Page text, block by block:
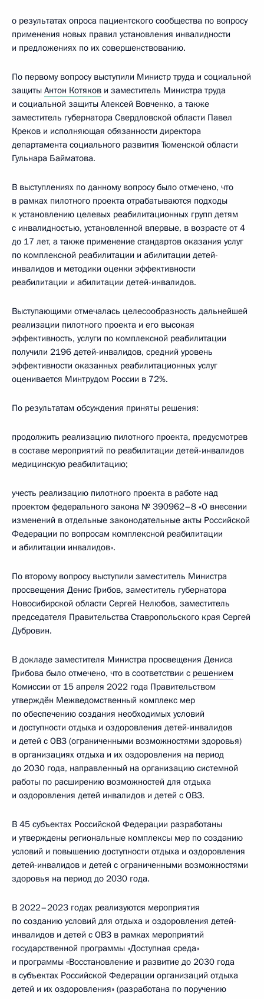
о результатах опроса пациентского сообщества по вопросу
применения новых правил установления инвалидности
и предложениях по их совершенствованию.
По первому вопросу выступили Министр труда и социальной
защиты Антон Котяков и заместитель Министра труда
и социальной защиты Алексей Вовченко, а также
заместитель губернатора Свердловской области Павел
Креков и исполняющая обязанности директора
департамента социального развития Тюменской области
Гульнара Байматова.
В выступлениях по данному вопросу было отмечено, что
в рамках пилотного проекта отрабатываются подходы
к установлению целевых реабилитационных групп детям
с инвалидностью, установленной впервые, в возрасте от 4
до 17 лет, а также применение стандартов оказания услуг
по комплексной реабилитации и абилитации детей-
инвалидов и методики оценки эффективности
реабилитации и абилитации детей-инвалидов.
Выступающими отмечалась целесообразность дальнейшей
реализации пилотного проекта и его высокая
эффективность, услуги по комплексной реабилитации
получили 2196 детей-инвалидов, средний уровень
эффективности оказанных реабилитационных услуг
оценивается Минтрудом России в 72%.
По результатам обсуждения приняты решения:
продолжить реализацию пилотного проекта, предусмотрев
в составе мероприятий по реабилитации детей-инвалидов
медицинскую реабилитацию;
учесть реализацию пилотного проекта в работе над
проектом федерального закона № 390962–8 «О внесении
изменений в отдельные законодательные акты Российской
Федерации по вопросам комплексной реабилитации
и абилитации инвалидов».
По второму вопросу выступили заместитель Министра
просвещения Денис Грибов, заместитель губернатора
Новосибирской области Сергей Нелюбов, заместитель
председателя Правительства Ставропольского края Сергей
Дубровин.
В докладе заместителя Министра просвещения Дениса
Грибова было отмечено, что в соответствии с решением
Комиссии от 15 апреля 2022 года Правительством
утверждён Межведомственный комплекс мер
по обеспечению создания необходимых условий
и доступности отдыха и оздоровления детей-инвалидов
и детей с ОВЗ (ограниченными возможностями здоровья)
в организациях отдыха и их оздоровления на период
до 2030 года, направленный на организацию системной
работы по расширению возможностей для отдыха
и оздоровления детей инвалидов и детей с ОВЗ.
В 45 субъектах Российской Федерации разработаны
и утверждены региональные комплексы мер по созданию
условий и повышению доступности отдыха и оздоровления
детей-инвалидов и детей с ограниченными возможностями
здоровья на период до 2030 года.
В 2022–2023 годах реализуются мероприятия
по созданию условий для отдыха и оздоровления детей-
инвалидов и детей с ОВЗ в рамках мероприятий
государственной программы «Доступная среда»
и программы «Восстановление и развитие до 2030 года
в субъектах Российской Федерации организаций отдыха
детей и их оздоровления» (разработана по поручению